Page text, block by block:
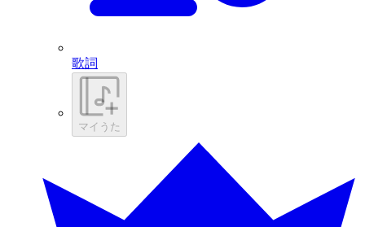
歌詞
マイうた